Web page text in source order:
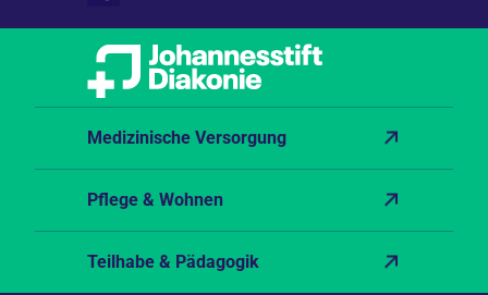
Medizinische Versorgung
Pflege & Wohnen
Teilhabe & Pädagogik